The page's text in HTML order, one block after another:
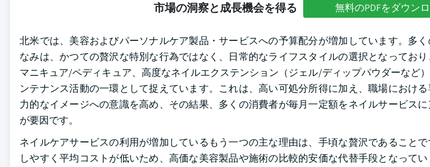
市場の洞察と成長機会を得る 無料のPDFをダウン
北米では、美容およびパーソナルケア製品・サービスへの予算配分が増加しています。多
なみは、かつての贅沢な特別な行為ではなく、日常的なライフスタイルの選択となってお
マニキュア/ペディキュア、高度なネイルエクステンション（ジェル/ディップパウダーなど
ンテナンス活動の一環として捉えています。これは、高い可処分所得に加え、職場におけ
力的なイメージへの意識を高め、その結果、多くの消費者が毎月一定額をネイルサービス
が要因です。
ネイルケアサービスの利用が増加しているもう一つの主な理由は、手頃な贅沢であること
しやすく平均コストが低いため、高価な美容製品や施術の比較的安価な代替手段となって